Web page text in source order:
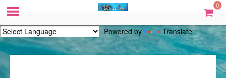
0
Powered by Translate